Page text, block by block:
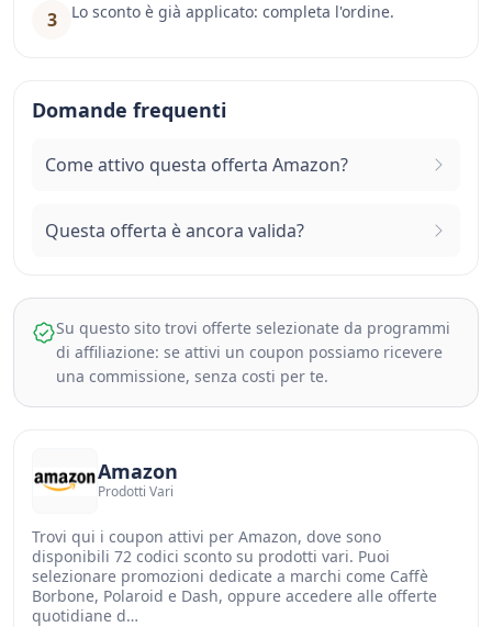
3 Lo sconto è già applicato: completa l'ordine.
Domande frequenti
Come attivo questa offerta Amazon?
Questa offerta è ancora valida?
Su questo sito trovi offerte selezionate da programmi
di affiliazione: se attivi un coupon possiamo ricevere
una commissione, senza costi per te.
Amazon
Prodotti Vari
Trovi qui i coupon attivi per Amazon, dove sono
disponibili 72 codici sconto su prodotti vari. Puoi
selezionare promozioni dedicate a marchi come Caffè
Borbone, Polaroid e Dash, oppure accedere alle offerte
quotidiane d…